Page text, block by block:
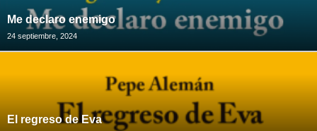
Me declaro enemigo
24 septiembre, 2024
El regreso de Eva